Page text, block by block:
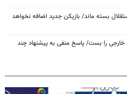
بسته ماند/ بازیکن جدید اضافه نخواهد
خارجی را بست/ پاسخ منفی به پیشنهاد چند